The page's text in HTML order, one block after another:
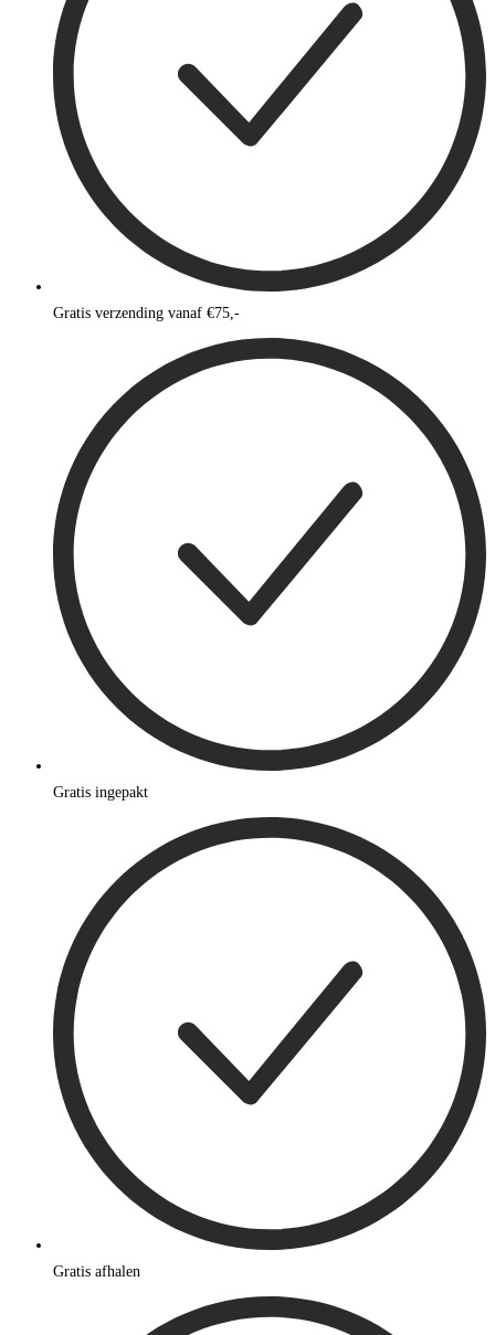
Gratis verzending vanaf €75,-
Gratis ingepakt
Gratis afhalen